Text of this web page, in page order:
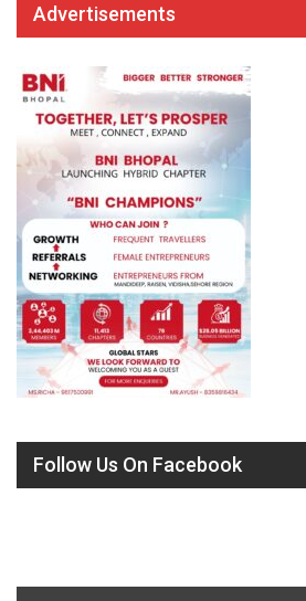
Advertisements
Follow Us On Facebook